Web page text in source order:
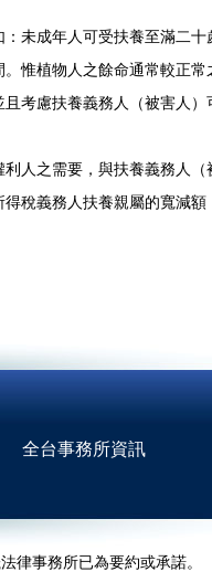
未成年人可受扶養至滿二
惟植物人之餘命通常較正
考慮扶養義務人（被害人
人之需要，與扶養義務人
稅義務人扶養親屬的寬減額
全台事務所資訊
律事務所已為要約或承諾。